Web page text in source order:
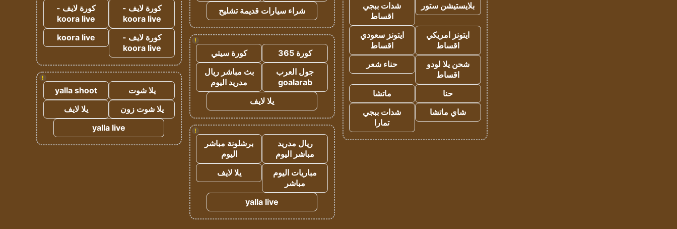
بلايستيشن ستور
شدات ببجي
اقساط
ايتونز امريكي
اقساط
ايتونز سعودي
اقساط
شحن يلا لودو
اقساط
حناء شعر
حنا
ماتشا
شاي ماتشا
شدات ببجي
تمارا
شراء سيارات قديمة تشليح
!
كورة 365
كورة سيتي
جول العرب
goalarab
بث مباشر ريال
مدريد اليوم
يلا لايف
!
ريال مدريد
مباشر اليوم
برشلونة مباشر
اليوم
مباريات اليوم
مباشر
يلا لايف
yalla live
كورة لايف -
koora live
كورة لايف -
koora live
كورة لايف -
koora live
koora live
!
يلا شوت
yalla shoot
يلا شوت زون
يلا لايف
yalla live